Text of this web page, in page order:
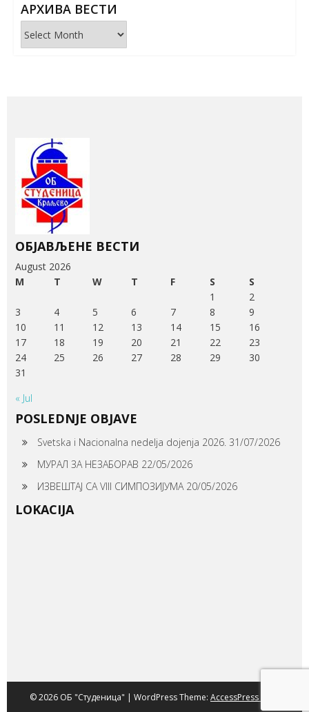
АРХИВА ВЕСТИ
Архива
вести
ОБЈАВЉЕНЕ ВЕСТИ
August 2026
M
T W T F S
S
1
2
3
4 5 6 7 8
9
10
11 12 13 14 15
16
17
18 19 20 21 22
23
24
25 26 27 28 29
30
31
« Jul
POSLEDNJE OBJAVE
Svetska i Nacionalna nedelja dojenja 2026. 31/07/2026
МУРАЛ ЗА НЕЗАБОРАВ 22/05/2026
ИЗВЕШТАЈ СА VIII СИМПОЗИЈУМА 20/05/2026
LOKACIJA
© 2026 ОБ "Студеница" | WordPress Theme: AccessPress Root